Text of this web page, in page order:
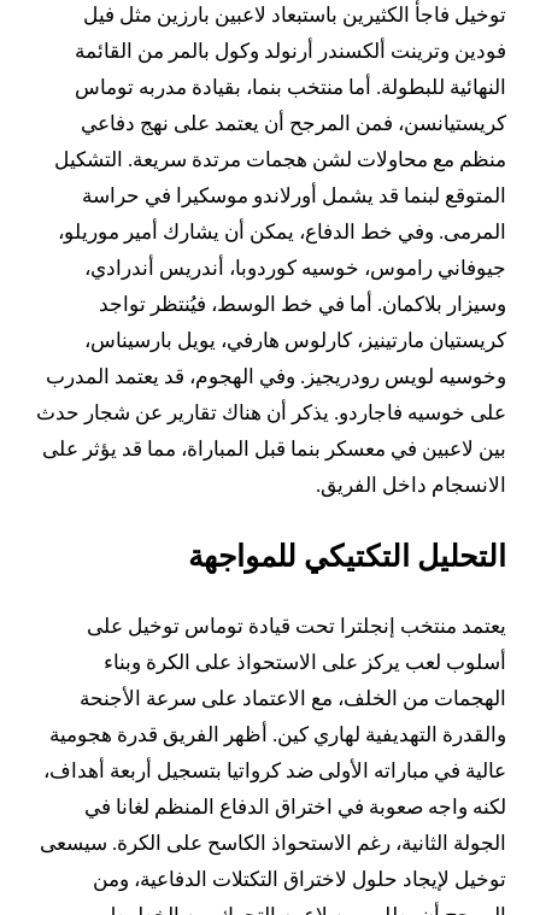
توخيل فاجأ الكثيرين باستبعاد لاعبين بارزين مثل فيل
فودين وترينت ألكسندر أرنولد وكول بالمر من القائمة
النهائية للبطولة. أما منتخب بنما، بقيادة مدربه توماس
كريستيانسن، فمن المرجح أن يعتمد على نهج دفاعي
منظم مع محاولات لشن هجمات مرتدة سريعة. التشكيل
المتوقع لبنما قد يشمل أورلاندو موسكيرا في حراسة
المرمى. وفي خط الدفاع، يمكن أن يشارك أمير موريلو،
جيوفاني راموس، خوسيه كوردوبا، أندريس أندرادي،
وسيزار بلاكمان. أما في خط الوسط، فيُنتظر تواجد
كريستيان مارتينيز، كارلوس هارفي، يويل بارسيناس،
وخوسيه لويس رودريجيز. وفي الهجوم، قد يعتمد المدرب
على خوسيه فاجاردو. يذكر أن هناك تقارير عن شجار حدث
بين لاعبين في معسكر بنما قبل المباراة، مما قد يؤثر على
الانسجام داخل الفريق.
التحليل التكتيكي للمواجهة
يعتمد منتخب إنجلترا تحت قيادة توماس توخيل على
أسلوب لعب يركز على الاستحواذ على الكرة وبناء
الهجمات من الخلف، مع الاعتماد على سرعة الأجنحة
والقدرة التهديفية لهاري كين. أظهر الفريق قدرة هجومية
عالية في مباراته الأولى ضد كرواتيا بتسجيل أربعة أهداف،
لكنه واجه صعوبة في اختراق الدفاع المنظم لغانا في
الجولة الثانية، رغم الاستحواذ الكاسح على الكرة. سيسعى
توخيل لإيجاد حلول لاختراق التكتلات الدفاعية، ومن